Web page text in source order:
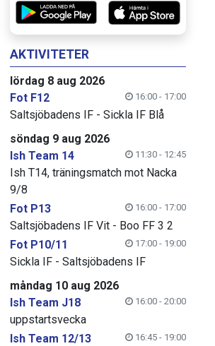
AKTIVITETER
lördag 8 aug 2026
Fot F12
16:00 - 17:00
Saltsjöbadens IF - Sickla IF Blå
söndag 9 aug 2026
Ish Team 14
11:30 - 12:45
Ish T14, träningsmatch mot Nacka
9/8
Fot P13
16:00 - 17:00
Saltsjöbadens IF Vit - Boo FF 3 2
Fot P10/11
17:00 - 19:00
Sickla IF - Saltsjöbadens IF
måndag 10 aug 2026
Ish Team J18
16:00 - 20:00
uppstartsvecka
Ish Team 12/13
16:45 - 19:00